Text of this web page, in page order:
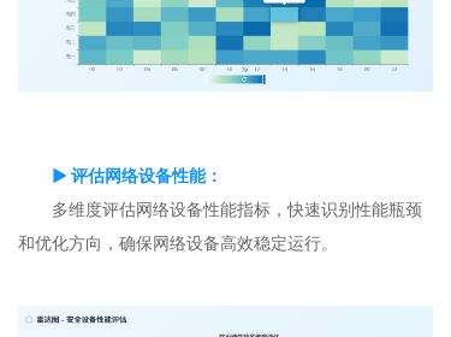
▶ 评估网络设备性能：
多维度评估网络设备性能指标，快速识别性能瓶颈
和优化方向，确保网络设备高效稳定运行。